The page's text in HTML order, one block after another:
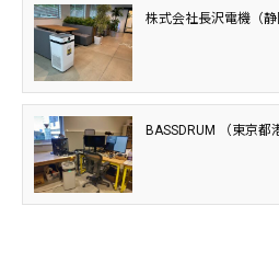
株式会社長沢電機（静
BASSDRUM （東京都